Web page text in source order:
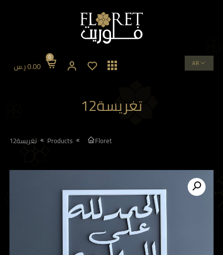
0
0.00ر.س
تغريسة12
Floret
Products تغريسة12